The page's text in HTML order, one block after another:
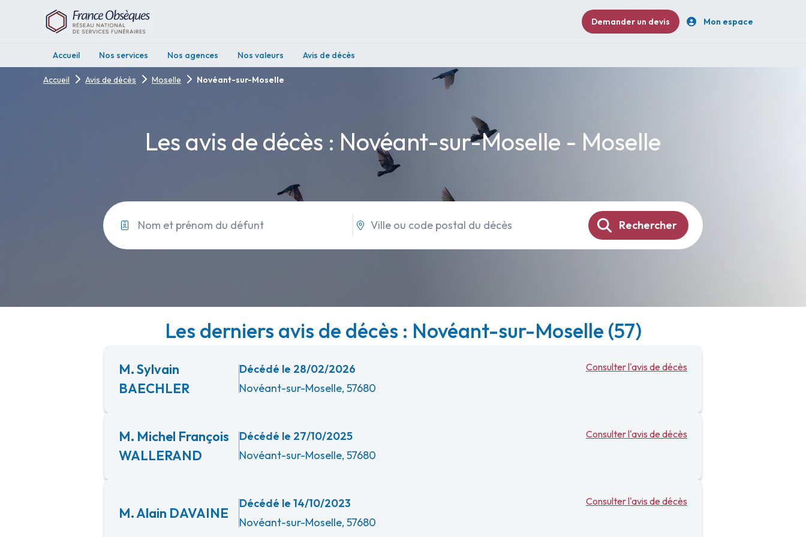
Demander un devis Mon espace
Accueil Nos services Nos agences Nos valeurs Avis de décès
Accueil Avis de décès Moselle Novéant-sur-Moselle
Les avis de décès : Novéant-sur-Moselle - Moselle
Rechercher
Les derniers avis de décès : Novéant-sur-Moselle (57)
M. Sylvain
BAECHLER
Décédé le 28/02/2026
Novéant-sur-Moselle, 57680
Consulter l'avis de décès
M. Michel François
WALLERAND
Décédé le 27/10/2025
Novéant-sur-Moselle, 57680
Consulter l'avis de décès
M. Alain DAVAINE
Décédé le 14/10/2023
Novéant-sur-Moselle, 57680
Consulter l'avis de décès